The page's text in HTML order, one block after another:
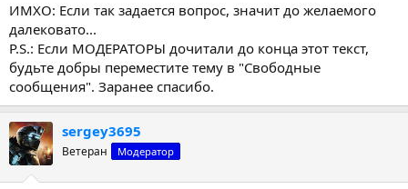
ИМХО: Если так задается вопрос, значит до желаемого
далековато...
P.S.: Если МОДЕРАТОРЫ дочитали до конца этот текст,
будьте добры переместите тему в "Свободные
сообщения". Заранее спасибо.
sergey3695
Ветеран Модератор